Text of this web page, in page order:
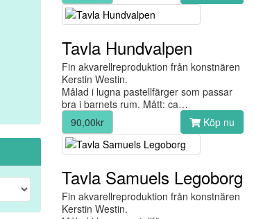
Tavla Hundvalpen
Fin akvarellreproduktion från konstnären
Kerstin Westin.
Målad i lugna pastellfärger som passar
bra i barnets rum. Mått: ca…
90,00kr
Köp nu
Tavla Samuels Legoborg
Fin akvarellreproduktion från konstnären
Kerstin Westin.